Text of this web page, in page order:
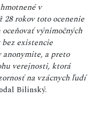
v
rokov toto ocenenie
výnimočných
existencie
a preto
verejnosti, ktorá
na vzácnych ľudí
Bilinský.